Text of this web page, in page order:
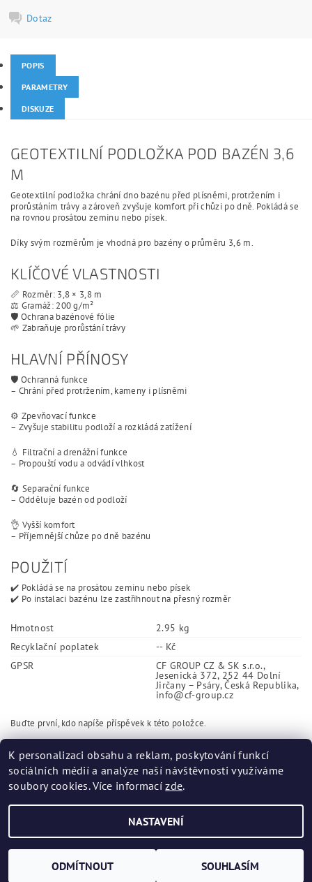
Dotaz
POPIS
PARAMETRY
DISKUZE
GEOTEXTILNÍ PODLOŽKA POD BAZÉN 3,6
M
Geotextilní podložka chrání dno bazénu před plísněmi, protržením i
prorůstáním trávy a zároveň zvyšuje komfort při chůzi po dně. Pokládá se
na rovnou prosátou zeminu nebo písek.
Díky svým rozměrům je vhodná pro bazény o průměru 3,6 m.
KLÍČOVÉ VLASTNOSTI
📏 Rozměr: 3,8 × 3,8 m
⚖️ Gramáž: 200 g/m²
🛡️ Ochrana bazénové fólie
🌱 Zabraňuje prorůstání trávy
HLAVNÍ PŘÍNOSY
🛡️ Ochranná funkce
– Chrání před protržením, kameny i plísněmi
⚙️ Zpevňovací funkce
– Zvyšuje stabilitu podloží a rozkládá zatížení
💧 Filtrační a drenážní funkce
– Propouští vodu a odvádí vlhkost
🔄 Separační funkce
– Odděluje bazén od podloží
👌 Vyšší komfort
– Příjemnější chůze po dně bazénu
POUŽITÍ
✔️ Pokládá se na prosátou zeminu nebo písek
✔️ Po instalaci bazénu lze zastřihnout na přesný rozměr
Hmotnost
2.95 kg
Recyklační poplatek
-- Kč
GPSR
CF GROUP CZ & SK s.r.o.,
Jesenická 372, 252 44 Dolní
Jirčany – Psáry, Česká Republika,
info@cf-group.cz
Buďte první, kdo napíše příspěvek k této položce.
Přidat komentář
2026 ©bazenovehadice.cz, všechna práva vyhrazenaUpravit nastavení cookies
K personalizaci obsahu a reklam, poskytování funkcí
sociálních médií a analýze naší návštěvnosti využíváme
soubory cookies. Více informacízde.
NASTAVENÍ
ODMÍTNOUT SOUHLASÍM